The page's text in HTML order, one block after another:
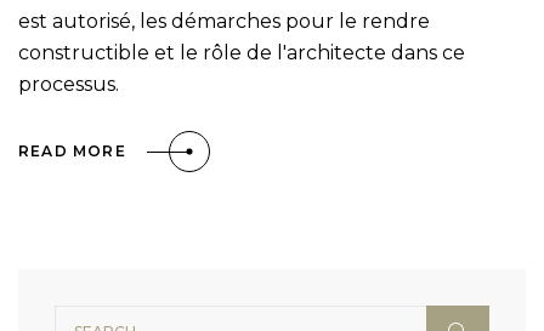
est autorisé, les démarches pour le rendre
constructible et le rôle de l'architecte dans ce
processus.
READ MORE